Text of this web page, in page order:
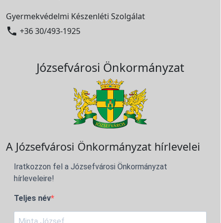
Gyermekvédelmi Készenléti Szolgálat
 +36 30/493-1925
Józsefvárosi Önkormányzat
A Józsefvárosi Önkormányzat hírlevelei
Iratkozzon fel a Józsefvárosi Önkormányzat
hírleveleire!
Teljes név